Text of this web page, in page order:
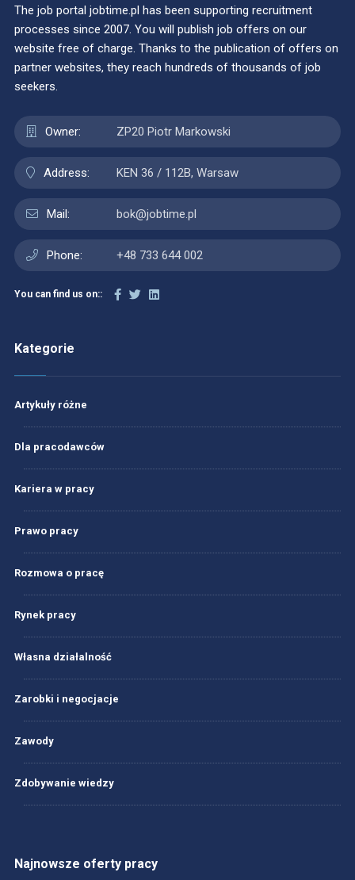
The job portal jobtime.pl has been supporting recruitment
processes since 2007. You will publish job offers on our
website free of charge. Thanks to the publication of offers on
partner websites, they reach hundreds of thousands of job
seekers.
Owner: ZP20 Piotr Markowski
Address: KEN 36 / 112B, Warsaw
Mail: bok@jobtime.pl
Phone: +48 733 644 002
You can find us on::
Kategorie
Artykuły różne
Dla pracodawców
Kariera w pracy
Prawo pracy
Rozmowa o pracę
Rynek pracy
Własna działalność
Zarobki i negocjacje
Zawody
Zdobywanie wiedzy
Najnowsze oferty pracy